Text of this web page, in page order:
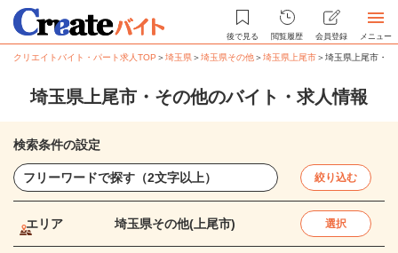
後で見る 閲覧履歴 会員登録 メニュー
クリエイトバイト・パート求人TOP ＞埼玉県＞埼玉県その他＞埼玉県上尾市＞埼玉県上尾市・
埼玉県上尾市・その他のバイト・求人情報
検索条件の設定
絞り込む
エリア 埼玉県その他(上尾市) 選択